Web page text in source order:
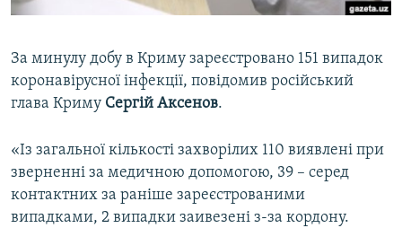
УКРАЇНСЬКА ПРОБЛЕМА КРИМУ
За минулу добу в Криму зареєстровано 151 випадок
коронавірусної інфекції, повідомив російський
глава Криму Сергій Аксенов.
«Із загальної кількості захворілих 110 виявлені при
зверненні за медичною допомогою, 39 – серед
контактних за раніше зареєстрованими
випадками, 2 випадки заивезені з-за кордону.